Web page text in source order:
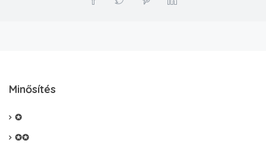
Minősítés
✪
✪✪